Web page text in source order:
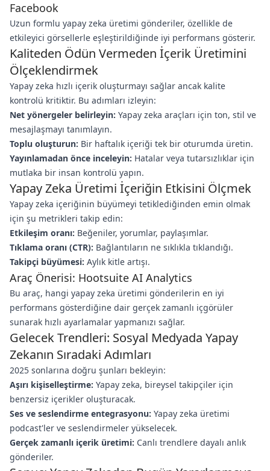
Facebook
Uzun formlu yapay zeka üretimi gönderiler, özellikle de
etkileyici görsellerle eşleştirildiğinde iyi performans gösterir.
Kaliteden Ödün Vermeden İçerik Üretimini
Ölçeklendirmek
Yapay zeka hızlı içerik oluşturmayı sağlar ancak kalite
kontrolü kritiktir. Bu adımları izleyin:
Net yönergeler belirleyin: Yapay zeka araçları için ton, stil ve
mesajlaşmayı tanımlayın.
Toplu oluşturun: Bir haftalık içeriği tek bir oturumda üretin.
Yayınlamadan önce inceleyin: Hatalar veya tutarsızlıklar için
mutlaka bir insan kontrolü yapın.
Yapay Zeka Üretimi İçeriğin Etkisini Ölçmek
Yapay zeka içeriğinin büyümeyi tetiklediğinden emin olmak
için şu metrikleri takip edin:
Etkileşim oranı: Beğeniler, yorumlar, paylaşımlar.
Tıklama oranı (CTR): Bağlantıların ne sıklıkla tıklandığı.
Takipçi büyümesi: Aylık kitle artışı.
Araç Önerisi: Hootsuite AI Analytics
Bu araç, hangi yapay zeka üretimi gönderilerin en iyi
performans gösterdiğine dair gerçek zamanlı içgörüler
sunarak hızlı ayarlamalar yapmanızı sağlar.
Gelecek Trendleri: Sosyal Medyada Yapay
Zekanın Sıradaki Adımları
2025 sonlarına doğru şunları bekleyin:
Aşırı kişiselleştirme: Yapay zeka, bireysel takipçiler için
benzersiz içerikler oluşturacak.
Ses ve seslendirme entegrasyonu: Yapay zeka üretimi
podcast'ler ve seslendirmeler yükselecek.
Gerçek zamanlı içerik üretimi: Canlı trendlere dayalı anlık
gönderiler.